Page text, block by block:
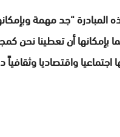
المبادرة “جد مهمة
بإمكانها أن تعطينا نحن
واقتصاديا وثقافياً